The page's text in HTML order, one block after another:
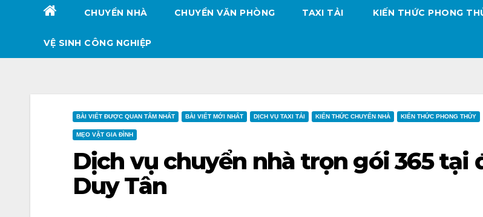
CHUYỂN NHÀ CHUYỂN VĂN PHÒNG TAXI TẢI KIẾN THỨC PHONG
VỆ SINH CÔNG NGHIỆP
BÀI VIẾT ĐƯỢC QUAN TÂM NHẤT BÀI VIẾT MỚI NHẤT DỊCH VỤ TAXI TẢI KIẾN THỨC CHUYỂN NHÀ KIẾN THỨC PHONG THỦY
MẸO VẶT GIA ĐÌNH
Dịch vụ chuyển nhà trọn gói 365 tại
Duy Tân